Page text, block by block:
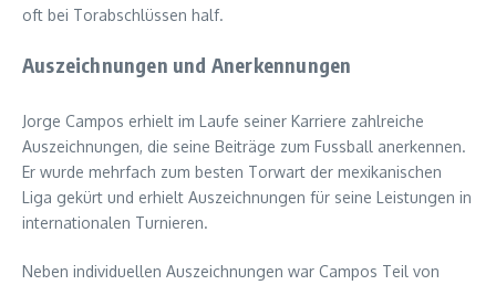
oft bei Torabschlüssen half.
Auszeichnungen und Anerkennungen
Jorge Campos erhielt im Laufe seiner Karriere zahlreiche
Auszeichnungen, die seine Beiträge zum Fussball anerkennen.
Er wurde mehrfach zum besten Torwart der mexikanischen
Liga gekürt und erhielt Auszeichnungen für seine Leistungen in
internationalen Turnieren.
Neben individuellen Auszeichnungen war Campos Teil von